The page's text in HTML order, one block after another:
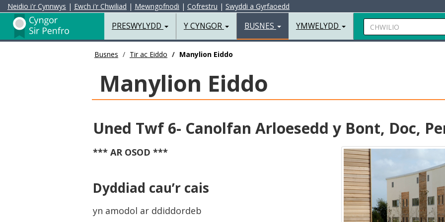
Neidio i'r Cynnwys | Ewch i'r Chwiliad | Mewngofnodi | Cofrestru | Swyddi a Gyrfaoedd
Preswylydd
PRESWYLYDD Y CYNGOR BUSNES YMWELYDD Chwilio
Busnes Tir ac Eiddo Manylion Eiddo
Manylion Eiddo
Uned Twf 6- Canolfan Arloesedd y Bont, Doc,
*** AR OSOD ***
Dyddiad cau’r cais
yn amodol ar ddiddordeb